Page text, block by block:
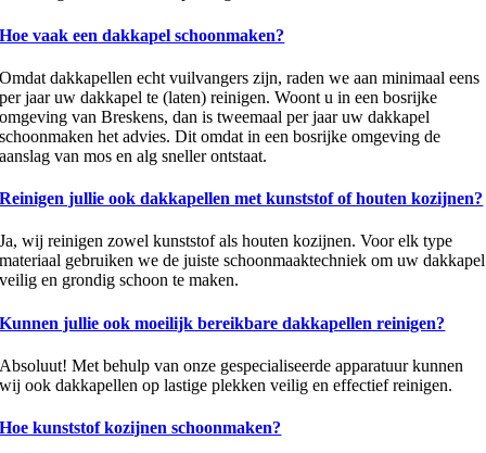
Hoe vaak een dakkapel schoonmaken?
Omdat dakkapellen echt vuilvangers zijn, raden we aan minimaal eens
per jaar uw dakkapel te (laten) reinigen. Woont u in een bosrijke
omgeving van Breskens, dan is tweemaal per jaar uw dakkapel
schoonmaken het advies. Dit omdat in een bosrijke omgeving de
aanslag van mos en alg sneller ontstaat.
Reinigen jullie ook dakkapellen met kunststof of houten kozijnen?
Ja, wij reinigen zowel kunststof als houten kozijnen. Voor elk type
materiaal gebruiken we de juiste schoonmaaktechniek om uw dakkapel
veilig en grondig schoon te maken.
Kunnen jullie ook moeilijk bereikbare dakkapellen reinigen?
Absoluut! Met behulp van onze gespecialiseerde apparatuur kunnen
wij ook dakkapellen op lastige plekken veilig en effectief reinigen.
Hoe kunststof kozijnen schoonmaken?